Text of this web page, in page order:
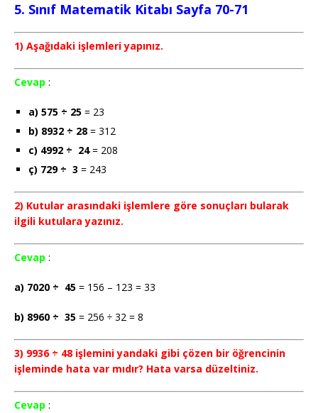
5. Sınıf Matematik Kitabı Sayfa 70-71
1) Aşağıdaki işlemleri yapınız.
Cevap :
a) 575 ÷ 25 = 23
b) 8932 ÷ 28 = 312
c) 4992 ÷ 24= 208
ç) 729 ÷ 3 = 243
2) Kutular arasındaki işlemlere göre sonuçları bularak
ilgili kutulara yazınız.
Cevap :
a) 7020 ÷ 45 = 156 – 123 = 33
b) 8960 ÷ 35 = 256 ÷ 32 = 8
3) 9936 ÷ 48 işlemini yandaki gibi çözen bir öğrencinin
işleminde hata var mıdır? Hata varsa düzeltiniz.
Cevap :